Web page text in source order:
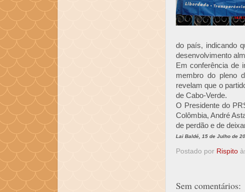
do país, indicando
desenvolvimento
Em conferência de
membro do pleno
revelam que o
de Cabo-Verde.
O Presidente do
Colômbia, André
de perdão e de
Lai Baldé, 15 de Julho de
Postado por Rispito
Sem comentários: